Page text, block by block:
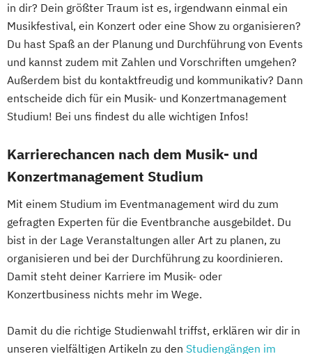
in dir? Dein größter Traum ist es, irgendwann einmal ein
Musikfestival, ein Konzert oder eine Show zu organisieren?
Du hast Spaß an der Planung und Durchführung von Events
und kannst zudem mit Zahlen und Vorschriften umgehen?
Außerdem bist du kontaktfreudig und kommunikativ? Dann
entscheide dich für ein Musik- und Konzertmanagement
Studium! Bei uns findest du alle wichtigen Infos!
Karrierechancen nach dem Musik- und
Konzertmanagement Studium
Mit einem Studium im Eventmanagement wird du zum
gefragten Experten für die Eventbranche ausgebildet. Du
bist in der Lage Veranstaltungen aller Art zu planen, zu
organisieren und bei der Durchführung zu koordinieren.
Damit steht deiner Karriere im Musik- oder
Konzertbusiness nichts mehr im Wege.
Damit du die richtige Studienwahl triffst, erklären wir dir in
unseren vielfältigen Artikeln zu den Studiengängen im